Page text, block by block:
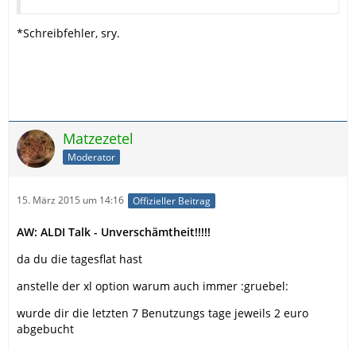
*Schreibfehler, sry.
Matzezetel
Moderator
15. März 2015 um 14:16 Offizieller Beitrag
AW: ALDI Talk - Unverschämtheit!!!!!
da du die tagesflat hast
anstelle der xl option warum auch immer :gruebel:
wurde dir die letzten 7 Benutzungs tage jeweils 2 euro
abgebucht